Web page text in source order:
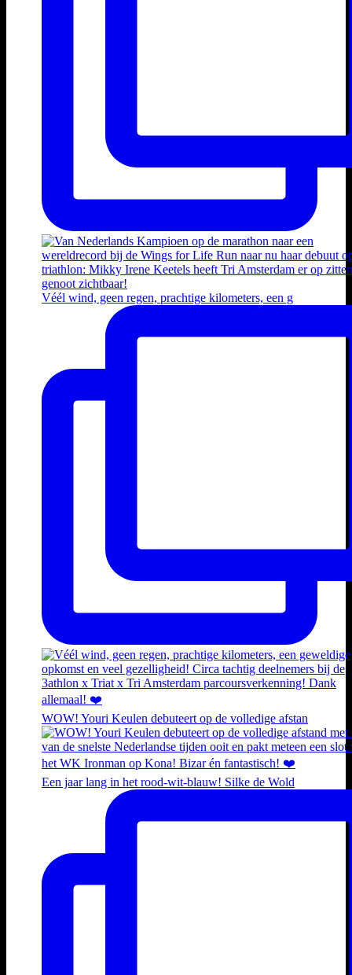
Véél wind, geen regen, prachtige kilometers, een g
WOW! Youri Keulen debuteert op de volledige afstan
Een jaar lang in het rood-wit-blauw! Silke de Wold